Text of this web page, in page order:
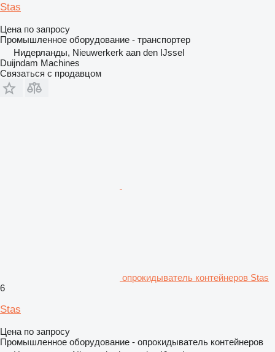
Stas
Цена по запросу
Промышленное оборудование - транспортер
Нидерланды, Nieuwerkerk aan den IJssel
Duijndam Machines
Связаться с продавцом
опрокидыватель контейнеров Stas
6
Stas
Цена по запросу
Промышленное оборудование - опрокидыватель контейнеров